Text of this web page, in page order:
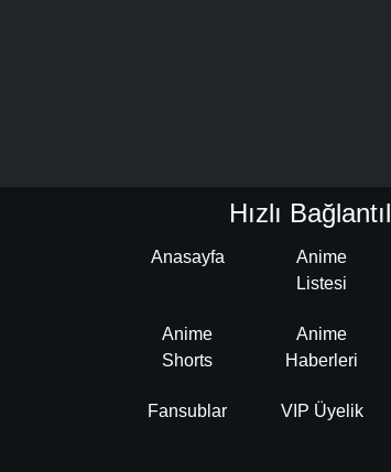
Hızlı
Anasayfa
Anime
Listesi
Anime
Shorts
Anime
Haberleri
Fansublar VIP Üyelik